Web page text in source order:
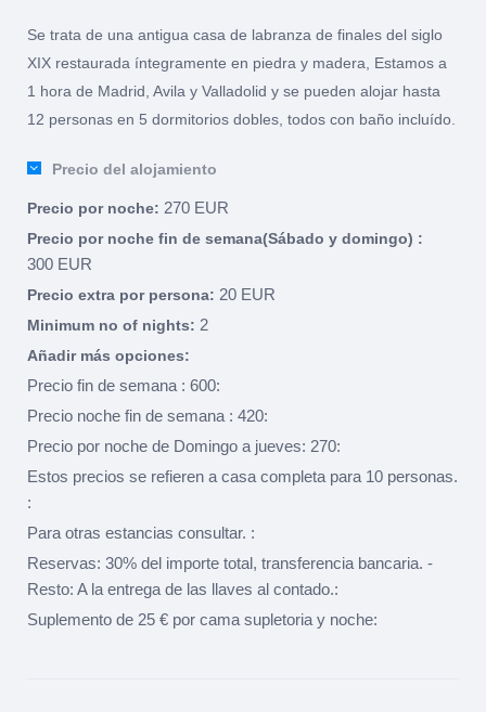
Se trata de una antigua casa de labranza de finales del siglo
XIX restaurada íntegramente en piedra y madera, Estamos a
1 hora de Madrid, Avila y Valladolid y se pueden alojar hasta
12 personas en 5 dormitorios dobles, todos con baño incluído.
Precio del alojamiento
Precio por noche: 270 EUR
Precio por noche fin de semana(Sábado y domingo) :
300 EUR
Precio extra por persona: 20 EUR
Minimum no of nights: 2
Añadir más opciones:
Precio fin de semana : 600:
Precio noche fin de semana : 420:
Precio por noche de Domingo a jueves: 270:
Estos precios se refieren a casa completa para 10 personas.
:
Para otras estancias consultar. :
Reservas: 30% del importe total, transferencia bancaria. -
Resto: A la entrega de las llaves al contado.:
Suplemento de 25 € por cama supletoria y noche: